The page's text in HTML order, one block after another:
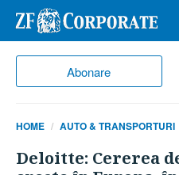
Abonare
HOME AUTO & TRANSPORTURI
Deloitte: Cererea